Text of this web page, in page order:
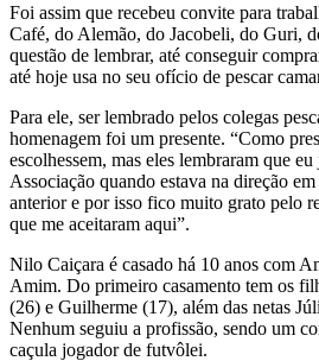
Foi assim que recebeu convite para
Café, do Alemão, do Jacobeli, do Guri,
questão de lembrar, até conseguir
até hoje usa no seu ofício de pescar
Para ele, ser lembrado pelos colegas
homenagem foi um presente. “Como
escolhessem, mas eles lembraram que
Associação quando estava na direção
anterior e por isso fico muito grato pelo
que me aceitaram aqui”.
Nilo Caiçara é casado há 10 anos com
Amim. Do primeiro casamento tem os
(26) e Guilherme (17), além das netas
Nenhum seguiu a profissão, sendo um
caçula jogador de futvôlei.